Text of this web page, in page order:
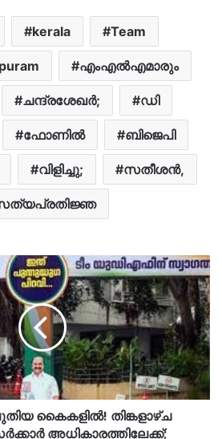
kerala Team
എംഎൽഎമാരും
ചന്ദ്രശേഖർ; ഡി
ഫോണില്‍ ബിജെപി
വിളിച്ചു; സതീശൻ,
കൈകളിൽ! തിങ്കളാഴ്ച
അധികാരത്തിലേക്ക്;